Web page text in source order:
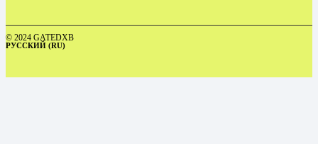
© 2024 GATEDXB
РУССКИЙ (RU)